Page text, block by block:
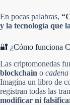
En pocas palabras,
y la tecnología que
🔐 ¿Cómo funciona
Las criptomonedas
blockchain o
Imagina un libro de
registran todas las
modificar ni